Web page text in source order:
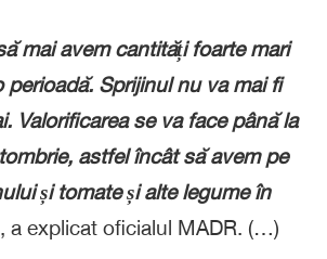
mai avem cantități foarte mari
perioadă. Sprijinul nu va mai fi
Valorificarea se va face până la
astfel încât să avem pe
și tomate și alte legume în
a explicat oficialul MADR. (…)